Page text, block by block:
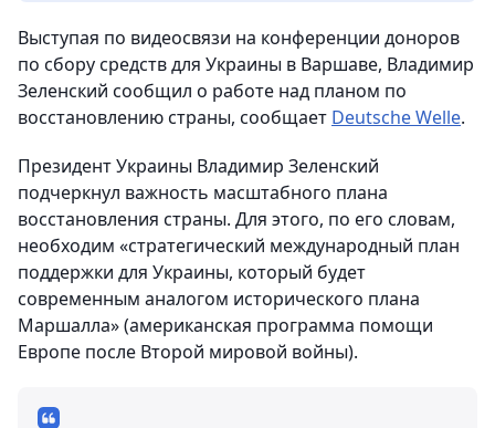
Выступая по видеосвязи на конференции доноров
по сбору средств для Украины в Варшаве, Владимир
Зеленский сообщил о работе над планом по
восстановлению страны, сообщает Deutsche Welle.
Президент Украины Владимир Зеленский
подчеркнул важность масштабного плана
восстановления страны. Для этого, по его словам,
необходим «стратегический международный план
поддержки для Украины, который будет
современным аналогом исторического плана
Маршалла» (американская программа помощи
Европе после Второй мировой войны).